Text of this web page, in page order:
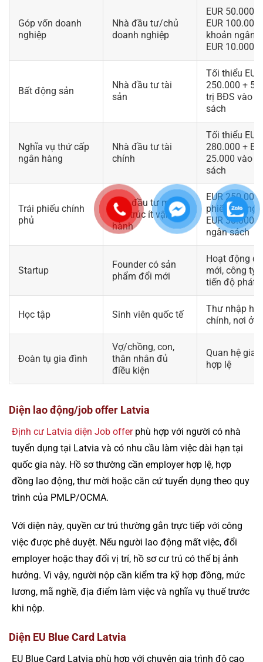
Góp vốn doanh
nghiệp
Nhà đầu tư/chủ
doanh nghiệp
EUR 50.000
EUR 100.000
khoản ngân
EUR 10.000
Bất động sản
Nhà đầu tư tài
sản
Tối thiểu EUR
250.000 +
trị BĐS vào
sách
Nghĩa vụ thứ cấp
ngân hàng
Nhà đầu tư tài
chính
Tối thiểu EUR
280.000 +
25.000 vào
sách
Trái phiếu chính
phủ
Nhà đầu tư muốn
cấu trúc ít vận
hành
EUR 250.000
phiếu không
EUR 38.000
ngân sách
Startup
Founder có sản
phẩm đổi mới
Hoạt động
mới, công ty
tiến độ phát
Học tập Sinh viên quốc tế
Thư nhập
chính, nơi ở
Đoàn tụ gia đình
Vợ/chồng, con,
thân nhân đủ
điều kiện
Quan hệ gia
hợp lệ
Diện lao động/job offer Latvia
Định cư Latvia diện Job offerphù hợp với người có nhà
tuyển dụng tại Latvia và có nhu cầu làm việc dài hạn tại
quốc gia này. Hồ sơ thường cần employer hợp lệ, hợp
đồng lao động, thư mời hoặc căn cứ tuyển dụng theo quy
trình của PMLP/OCMA.
Với diện này, quyền cư trú thường gắn trực tiếp với công
việc được phê duyệt. Nếu người lao động mất việc, đổi
employer hoặc thay đổi vị trí, hồ sơ cư trú có thể bị ảnh
hưởng. Vì vậy, người nộp cần kiểm tra kỹ hợp đồng, mức
lương, mã nghề, địa điểm làm việc và nghĩa vụ thuế trước
khi nộp.
Diện EU Blue Card Latvia
EU Blue Card Latvia phù hợp với chuyên gia trình độ cao